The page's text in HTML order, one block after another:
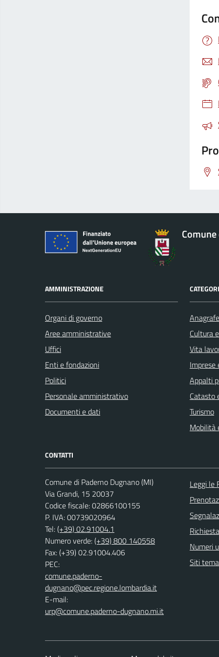
AMMINISTRAZIONE
Organi di governo
Aree amministrative
Uffici
Enti e fondazioni
Politici
Personale amministrativo
Documenti e dati
Cultura
Vita
Imprese
Appalti
Catasto
Turismo
Mobilità
CONTATTI
Comune di Paderno Dugnano (MI)
Via Grandi, 15 20037
Codice fiscale: 02866100155
P. IVA: 00739020964
Tel:(+39) 02.91004.1
Numero verde:(+39) 800 140558
Fax: (+39) 02.91004.406
PEC:
comune.paderno-
dugnano@pec.regione.lombardia.it
E-mail:
urp@comune.paderno-dugnano.mi.it
Leggi le
Numeri
Siti